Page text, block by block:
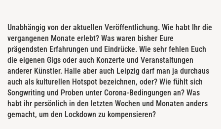
Unabhängig von der aktuellen Veröffentlichung. Wie habt Ihr die
vergangenen Monate erlebt? Was waren bisher Eure
prägendsten Erfahrungen und Eindrücke. Wie sehr fehlen Euch
die eigenen Gigs oder auch Konzerte und Veranstaltungen
anderer Künstler. Halle aber auch Leipzig darf man ja durchaus
auch als kulturellen Hotspot bezeichnen, oder? Wie fühlt sich
Songwriting und Proben unter Corona-Bedingungen an? Was
habt ihr persönlich in den letzten Wochen und Monaten anders
gemacht, um den Lockdown zu kompensieren?